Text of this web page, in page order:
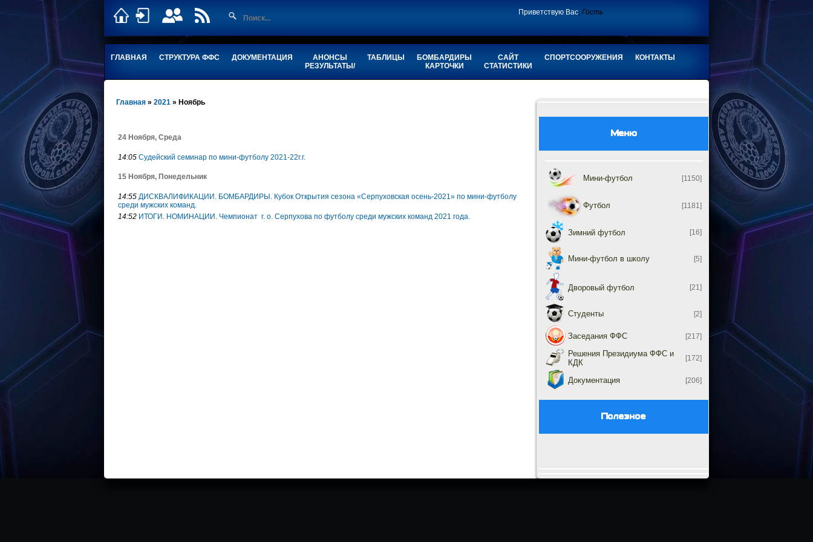
Приветствую Вас,Гость
ГЛАВНАЯ СТРУКТУРА ФФС ДОКУМЕНТАЦИЯ
АНОНСЫ
РЕЗУЛЬТАТЫ/
ТАБЛИЦЫ
БОМБАРДИРЫ
КАРТОЧКИ
САЙТ
СТАТИСТИКИ
СПОРТСООРУЖЕНИЯ КОНТАКТЫ
Главная » 2021 » Ноябрь
24 Ноября, Среда
14:05 Судейский семинар по мини-футболу 2021-22г.г.
15 Ноября, Понедельник
14:55 ДИСКВАЛИФИКАЦИИ. БОМБАРДИРЫ. Кубок Открытия сезона «Серпуховская осень-2021» по мини-футболу
среди мужских команд.
14:52 ИТОГИ. НОМИНАЦИИ. Чемпионат г. о. Серпухова по футболу среди мужских команд 2021 года.
Меню
Мини-футбол [1150]
Футбол [1181]
Зимний футбол [16]
Мини-футбол в школу [5]
Дворовый футбол [21]
Студенты [2]
Заседания ФФС [217]
Решения Президиума ФФС и
КДК
[172]
Документация [206]
Полезное